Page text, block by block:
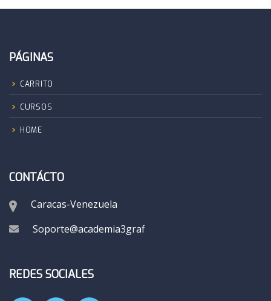
PÁGINAS
CARRITO
CURSOS
HOME
CONTÁCTO
Caracas-Venezuela
Soporte@academia3grafik.com
REDES SOCIALES